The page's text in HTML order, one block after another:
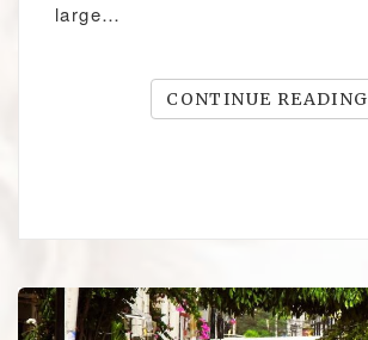
large…
CONTINUE READING